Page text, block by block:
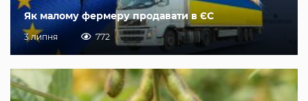
Як малому фермеру продавати в ЄС
3 липня 772